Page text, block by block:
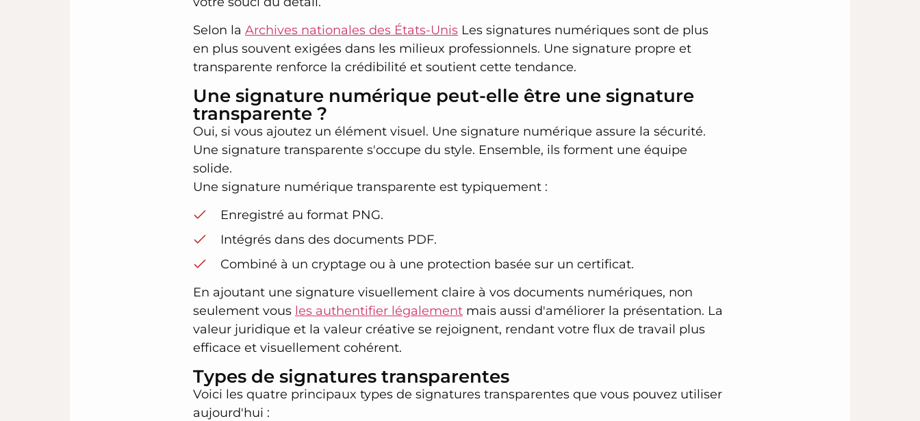
Selon la Archives nationales des États-Unis Les signatures numériques sont de plus
en plus souvent exigées dans les milieux professionnels. Une signature propre et
transparente renforce la crédibilité et soutient cette tendance.
Une signature numérique peut-elle être une signature
transparente ?
Oui, si vous ajoutez un élément visuel. Une signature numérique assure la sécurité.
Une signature transparente s'occupe du style. Ensemble, ils forment une équipe
solide.
Une signature numérique transparente est typiquement :
Enregistré au format PNG.
Intégrés dans des documents PDF.
Combiné à un cryptage ou à une protection basée sur un certificat.
En ajoutant une signature visuellement claire à vos documents numériques, non
seulement vous les authentifier légalement mais aussi d'améliorer la présentation. La
valeur juridique et la valeur créative se rejoignent, rendant votre flux de travail plus
efficace et visuellement cohérent.
Types de signatures transparentes
Voici les quatre principaux types de signatures transparentes que vous pouvez utiliser
aujourd'hui :